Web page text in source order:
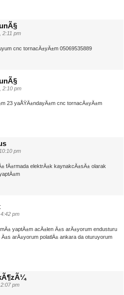
2:11 pm
cnc tornacÄ±yÄ±m 05069535889
2:10 pm
23 yaÅŸÄ±ndayÄ±m cnc tornacÄ±yÄ±m
pm
fÄ±rmada elektrÄ±k kaynakcÄ±sÄ± olarak
pm
yaptÄ±m acÄ±len Ä±s arÄ±yorum endusturu
arÄ±yorum polatlÄ± ankara da oturuyorum
pm